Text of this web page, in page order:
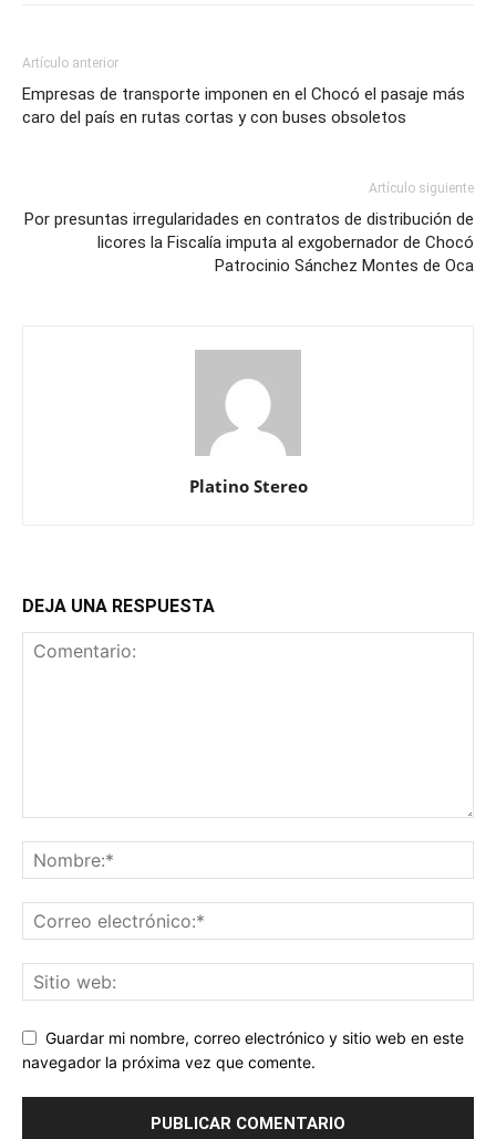
Artículo anterior
Empresas de transporte imponen en el Chocó el pasaje más
caro del país en rutas cortas y con buses obsoletos
Artículo siguiente
Por presuntas irregularidades en contratos de distribución de
licores la Fiscalía imputa al exgobernador de Chocó
Patrocinio Sánchez Montes de Oca
Platino Stereo
DEJA UNA RESPUESTA
Guardar mi nombre, correo electrónico y sitio web en este
navegador la próxima vez que comente.